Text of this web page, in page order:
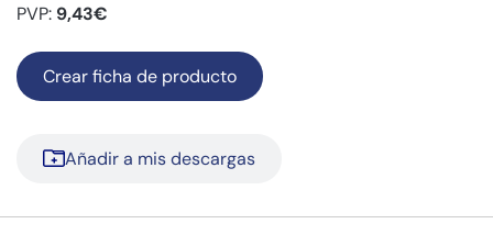
PVP: 9,43€
Crear ficha de producto
Añadir a mis descargas